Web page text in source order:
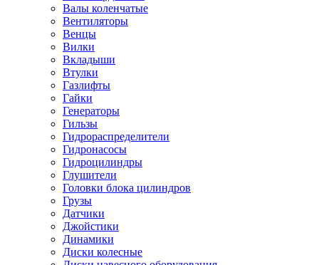
Валы коленчатые
Вентиляторы
Венцы
Вилки
Вкладыши
Втулки
Газлифты
Гайки
Генераторы
Гильзы
Гидрораспределители
Гидронасосы
Гидроцилиндры
Глушители
Головки блока цилиндров
Грузы
Датчики
Джойстики
Динамики
Диски колесные